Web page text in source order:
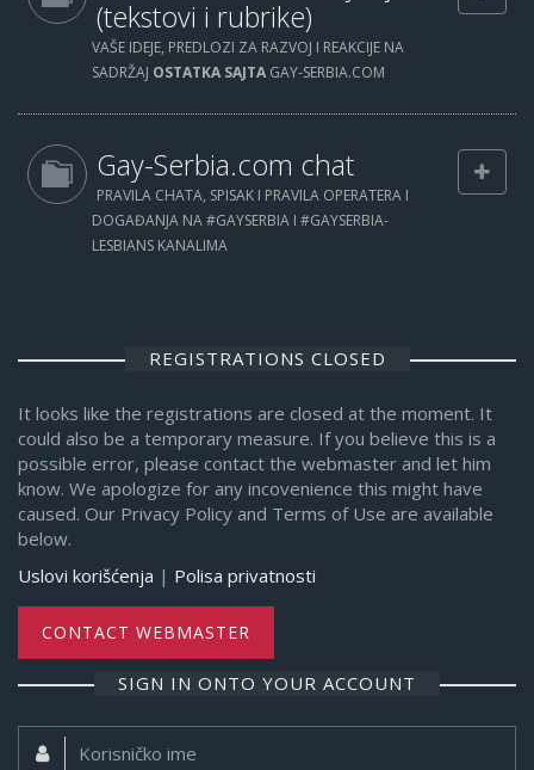
(tekstovi i rubrike)
VAŠE IDEJE, PREDLOZI ZA RAZVOJ I REAKCIJE NA
SADRŽAJ OSTATKA SAJTA GAY-SERBIA.COM
Gay-Serbia.com chat
PRAVILA CHATA, SPISAK I PRAVILA OPERATERA I
DOGAĐANJA NA #GAYSERBIA I #GAYSERBIA-
LESBIANS KANALIMA
REGISTRATIONS CLOSED
It looks like the registrations are closed at the moment. It
could also be a temporary measure. If you believe this is a
possible error, please contact the webmaster and let him
know. We apologize for any incovenience this might have
caused. Our Privacy Policy and Terms of Use are available
below.
Uslovi korišćenja | Polisa privatnosti
CONTACT WEBMASTER
SIGN IN ONTO YOUR ACCOUNT
Korisničko